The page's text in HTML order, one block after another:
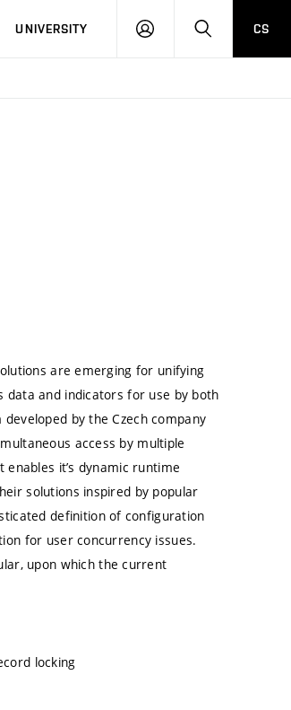
UNIVERSITY
LOG
SEARCHCS
are emerging for unifying
data and indicators for use by both
by the Czech company
access by multiple
it’s dynamic runtime
solutions inspired by popular
definition of configuration
for user concurrency issues.
upon which the current
locking